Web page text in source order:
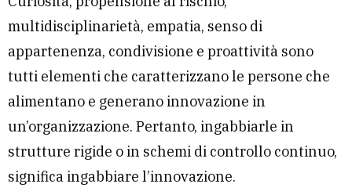
multidisciplinarietà, empatia, senso di
appartenenza, condivisione e proattività sono
tutti elementi che caratterizzano le persone che
alimentano e generano innovazione in
un’organizzazione. Pertanto, ingabbiarle in
strutture rigide o in schemi di controllo continuo,
significa ingabbiare l’innovazione.